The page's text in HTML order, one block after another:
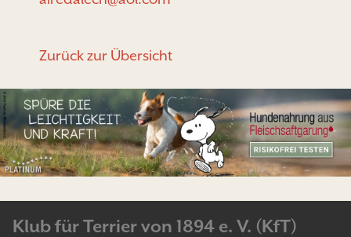
Zurück zur Übersicht
Klub für Terrier von 1894 e. V. (KfT)